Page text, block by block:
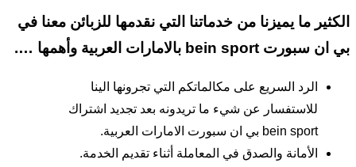
الكثير ما يميزنا من خدماتنا التي نقدمها للزبائن معنا في
بي ان سبورت bein sport بالامارات العربية وأهمها ….
الرد السريع على مكالماتكم التي تجرونها الينا
للاستفسار عن شيء ما تريدونه بعد تجديد اشتراك
bein sport بي ان سبورت الامارات العربية.
الأمانة والصدق في المعاملة أثناء تقديم الخدمة.